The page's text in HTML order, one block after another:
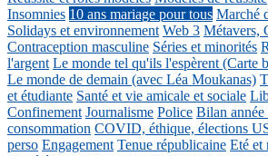
Insomnies 10 ans mariage pour tous Marché
Solidays et environnement Web 3 Métavers,
Contraception masculine Séries et minorités
l'argent Le monde tel qu'ils l'espèrent (Carte
Le monde de demain (avec Léa Moukanas)
et étudiante Santé et vie amicale et sociale
Confinement Journalisme Police Bilan année
consommation COVID, éthique, élections
perso Engagement Tenue républicaine Eté et